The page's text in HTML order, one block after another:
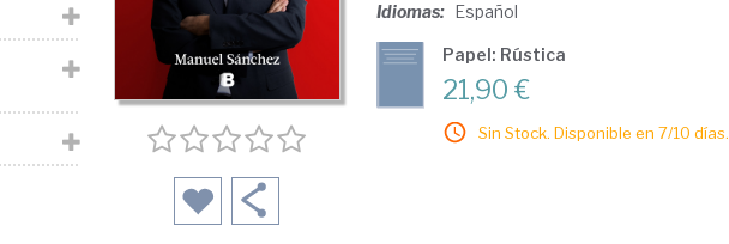
Idiomas: Español
Papel: Rústica
21,90 €
Sin Stock. Disponible en 7/10 días.